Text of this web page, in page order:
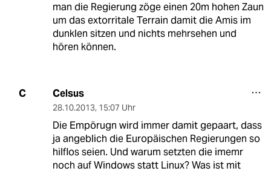
man die Regierung zöge einen 20m hohen Zaun
um das extorritale Terrain damit die Amis im
dunklen sitzen und nichts mehrsehen und
hören können.
C Celsus
28.10.2013, 15:07 Uhr
Die Empörugn wird immer damit gepaart, dass
ja angeblich die Europäischen Regierungen so
hilflos seien. Und warum setzten die imemr
noch auf Windows statt Linux? Was ist mit